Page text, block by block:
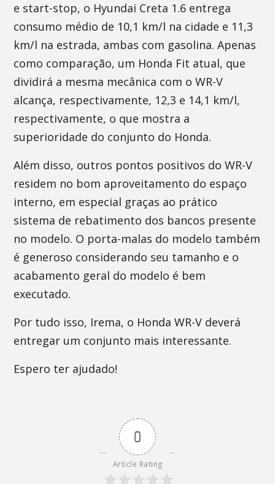
e start-stop, o Hyundai Creta 1.6 entrega
consumo médio de 10,1 km/l na cidade e 11,3
km/l na estrada, ambas com gasolina. Apenas
como comparação, um Honda Fit atual, que
dividirá a mesma mecânica com o WR-V
alcança, respectivamente, 12,3 e 14,1 km/l,
respectivamente, o que mostra a
superioridade do conjunto do Honda.
Além disso, outros pontos positivos do WR-V
residem no bom aproveitamento do espaço
interno, em especial graças ao prático
sistema de rebatimento dos bancos presente
no modelo. O porta-malas do modelo também
é generoso considerando seu tamanho e o
acabamento geral do modelo é bem
executado.
Por tudo isso, Irema, o Honda WR-V deverá
entregar um conjunto mais interessante.
Espero ter ajudado!
0
Article Rating